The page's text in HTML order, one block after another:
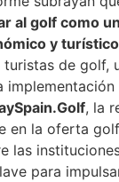
al golf como
y turístico
de golf,
implementación
, la
en la oferta
las
para